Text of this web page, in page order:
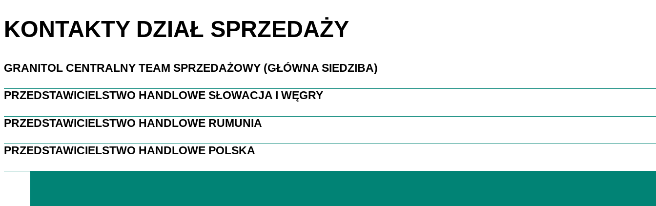
KONTAKTY DZIAŁ SPRZEDAŻY
GRANITOL CENTRALNY TEAM SPRZEDAŻOWY (GŁÓWNA SIEDZIBA)
PRZEDSTAWICIELSTWO HANDLOWE SŁOWACJA I WĘGRY
PRZEDSTAWICIELSTWO HANDLOWE RUMUNIA
PRZEDSTAWICIELSTWO HANDLOWE POLSKA